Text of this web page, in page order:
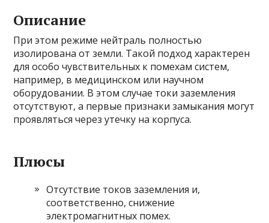
Описание
При этом режиме нейтраль полностью
изолирована от земли. Такой подход характерен
для особо чувствительных к помехам систем,
например, в медицинском или научном
оборудовании. В этом случае токи заземления
отсутствуют, а первые признаки замыкания могут
проявляться через утечку на корпуса.
Плюсы
Отсутствие токов заземления и,
соответственно, снижение
электромагнитных помех.